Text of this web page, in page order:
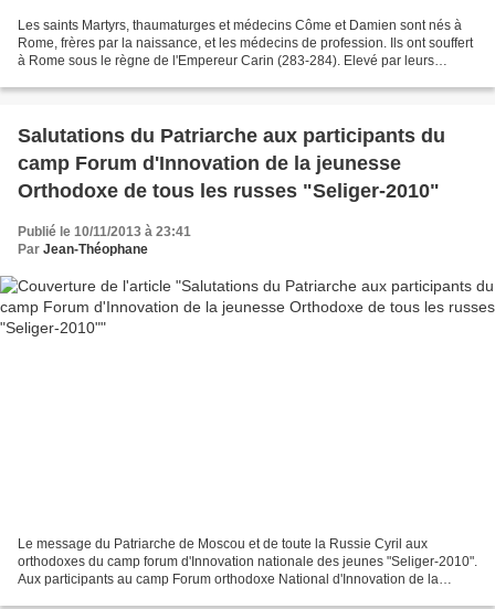
Les saints Martyrs, thaumaturges et médecins Côme et Damien sont nés à
Rome, frères par la naissance, et les médecins de profession. Ils ont souffert
à Rome sous le règne de l'Empereur Carin (283-284). Elevé par leurs
Salutations du Patriarche aux participants du
camp Forum d'Innovation de la jeunesse
Orthodoxe de tous les russes "Seliger-2010"
Publié le 10/11/2013 à 23:41
Par Jean-Théophane
Le message du Patriarche de Moscou et de toute la Russie Cyril aux
orthodoxes du camp forum d'Innovation nationale des jeunes "Seliger-2010".
Aux participants au camp Forum orthodoxe National d'Innovation de la